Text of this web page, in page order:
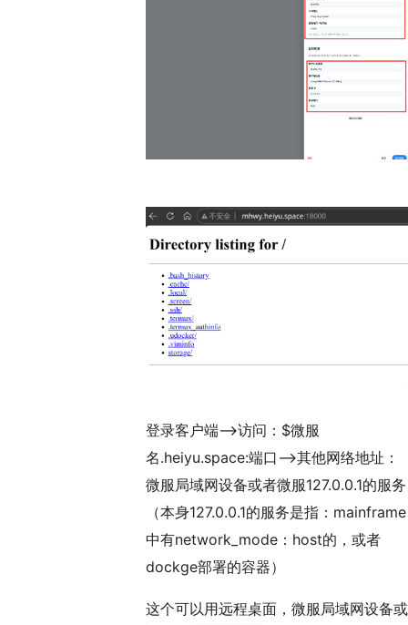
登录客户端——>访问：$微服
名.heiyu.space:端口——>其他网络地址：
微服局域网设备或者微服127.0.0.1的服务
（本身127.0.0.1的服务是指：mainframe
中有network_mode：host的，或者
dockge部署的容器）
这个可以用远程桌面，微服局域网设备或